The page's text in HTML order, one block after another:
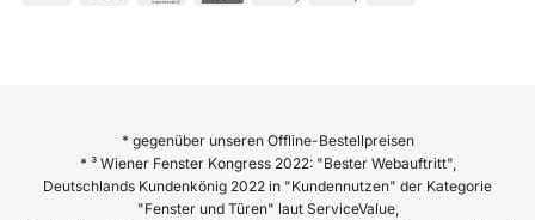
* gegenüber unseren Offline-Bestellpreisen
* ³ Wiener Fenster Kongress 2022: "Bester Webauftritt",
Deutschlands Kundenkönig 2022 in "Kundennutzen" der Kategorie
"Fenster und Türen" laut ServiceValue,